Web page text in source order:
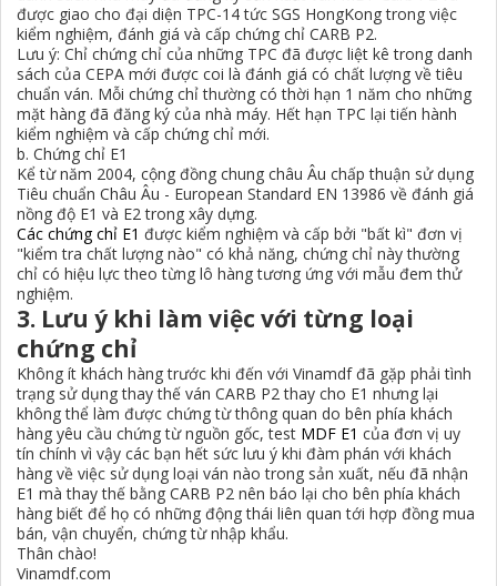
được giao cho đại diện TPC-14 tức SGS HongKong trong việc
kiểm nghiệm, đánh giá và cấp chứng chỉ CARB P2.
Lưu ý: Chỉ chứng chỉ của những TPC đã được liệt kê trong danh
sách của CEPA mới được coi là đánh giá có chất lượng về tiêu
chuẩn ván. Mỗi chứng chỉ thường có thời hạn 1 năm cho những
mặt hàng đã đăng ký của nhà máy. Hết hạn TPC lại tiến hành
kiểm nghiệm và cấp chứng chỉ mới.
b. Chứng chỉ E1
Kể từ năm 2004, cộng đồng chung châu Âu chấp thuận sử dụng
Tiêu chuẩn Châu Âu - European Standard EN 13986 về đánh giá
nồng độ E1 và E2 trong xây dựng.
Các chứng chỉ E1 được kiểm nghiệm và cấp bởi "bất kì" đơn vị
"kiểm tra chất lượng nào" có khả năng, chứng chỉ này thường
chỉ có hiệu lực theo từng lô hàng tương ứng với mẫu đem thử
nghiệm.
3. Lưu ý khi làm việc với từng loại
chứng chỉ
Không ít khách hàng trước khi đến với Vinamdf đã gặp phải tình
trạng sử dụng thay thế ván CARB P2 thay cho E1 nhưng lại
không thể làm được chứng từ thông quan do bên phía khách
hàng yêu cầu chứng từ nguồn gốc, test MDF E1 của đơn vị uy
tín chính vì vậy các bạn hết sức lưu ý khi đàm phán với khách
hàng về việc sử dụng loại ván nào trong sản xuất, nếu đã nhận
E1 mà thay thế bằng CARB P2 nên báo lại cho bên phía khách
hàng biết để họ có những động thái liên quan tới hợp đồng mua
bán, vận chuyển, chứng từ nhập khẩu.
Thân chào!
Vinamdf.com